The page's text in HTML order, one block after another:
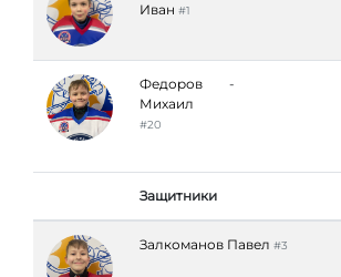
Иван #1
Федоров
Михаил
#20
-
Защитники
Залкоманов Павел #3